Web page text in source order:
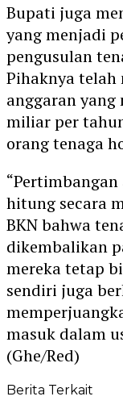
Bupati juga
yang menjadi
pengusulan
Pihaknya
anggaran yang
miliar per
orang tenaga
hitung secara
BKN bahwa
dikembalikan
mereka tetap
sendiri juga
masuk dalam
(Ghe/Red)
Berita Terkait